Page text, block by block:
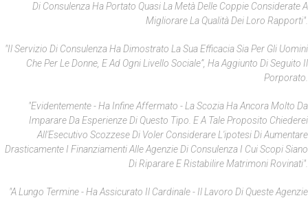
Di Consulenza Ha Portato Quasi La Metà Delle Coppie Considerate A
Migliorare La Qualità Dei Loro Rapporti".
"Il Servizio Di Consulenza Ha Dimostrato La Sua Efficacia Sia Per Gli Uomini
Che Per Le Donne, E Ad Ogni Livello Sociale”, Ha Aggiunto Di Seguito Il
Porporato.
"Evidentemente - Ha Infine Affermato - La Scozia Ha Ancora Molto Da
Imparare Da Esperienze Di Questo Tipo. E A Tale Proposito Chiederei
All'Esecutivo Scozzese Di Voler Considerare L'ipotesi Di Aumentare
Drasticamente I Finanziamenti Alle Agenzie Di Consulenza I Cui Scopi Siano
Di Riparare E Ristabilire Matrimoni Rovinati".
"A Lungo Termine - Ha Assicurato Il Cardinale - Il Lavoro Di Queste Agenzie